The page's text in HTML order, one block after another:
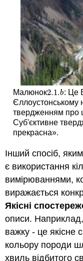
Малюнок2.1.b
2.1.b: Це
Єллоустонському
твердженням про
Суб'єктивне
прекрасна».
Інший спосіб,
є використання
вимірюваннями,
виражається
Якісні
описи.
важку - це якісне
кольору породи
хвиль відбитого